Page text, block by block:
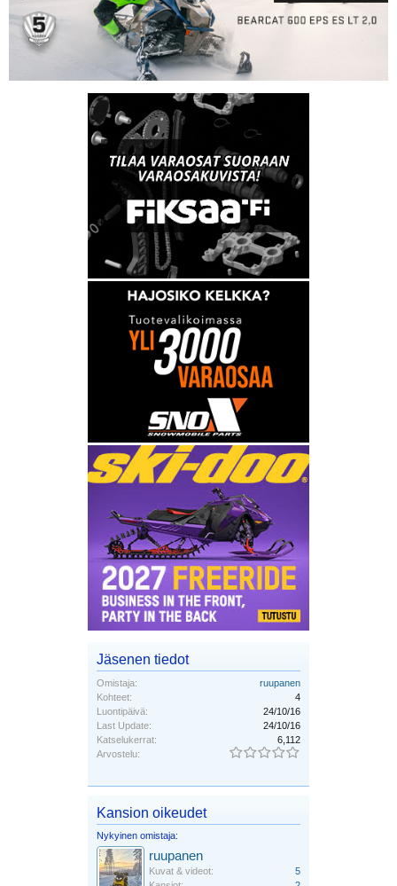
Jäsenen tiedot
Omistaja:
ruupanen
Kohteet:
4
Luontipäivä:
24/10/16
Last Update:
24/10/16
Katselukerrat:
6,112
Arvostelu:
Kansion oikeudet
Nykyinen omistaja:
ruupanen
Kuvat & videot:
5